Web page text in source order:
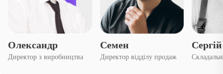
Олександр
Директор з виробництва
Семен
Директор відділу продаж
Сергій